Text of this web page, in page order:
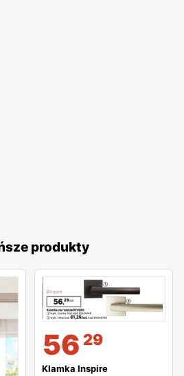
W Leroy Merlin
jedno lub dwu komorowe.
szkła lub ceramiczne. Możliwy
mocowania zlewozmywaka,
w konkretnych meblach
produkty
56 29
Klamka Inspire